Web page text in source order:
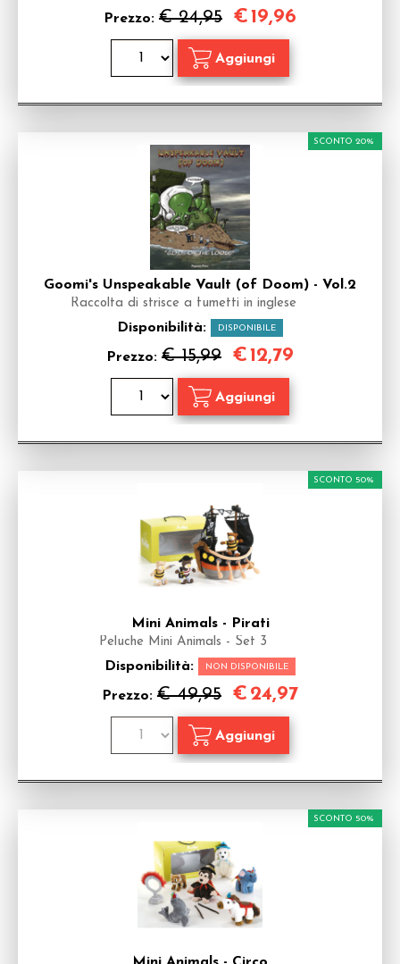
Prezzo: € 24,95 €19,96
Goomi's Unspeakable Vault (of Doom) - Vol.2
Raccolta di strisce a fumetti in inglese
Disponibilità: DISPONIBILE
Prezzo: € 15,99
SCONTO 20%
€12,79
Mini Animals - Pirati
Peluche Mini Animals - Set 3
Disponibilità: NON DISPONIBILE
Prezzo: € 49,95
SCONTO 50%
€ 24,97
SCONTO 50%